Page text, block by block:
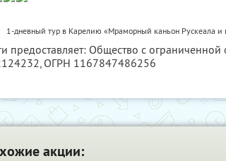
1-дневный тур в Карелию «Мраморный каньон Рускеала и
предоставляет: Общество с
, ОГРН 1167847486256
акции: